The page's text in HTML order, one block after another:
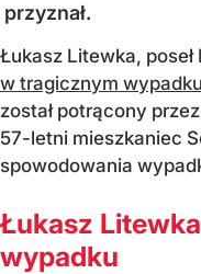
przyznał.
Łukasz Litewka, poseł
w tragicznym
został potrącony
57-letni mieszkaniec
spowodowania
Łukasz
wypadku